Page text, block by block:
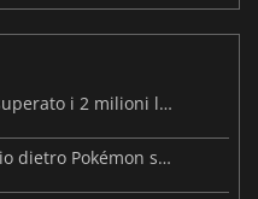
Resident Evil: Veronica ha già superato i 2 milioni liste dei desideri
Beast of Reincarnation: lo studio dietro Pokémon su una nuova strada